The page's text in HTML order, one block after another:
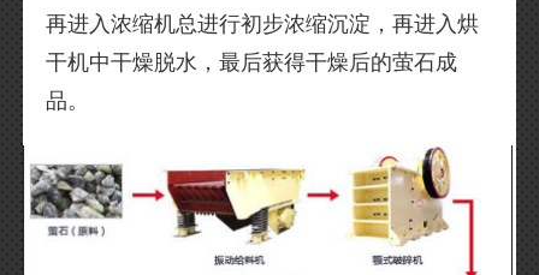
再进入浓缩机总进行初步浓缩沉淀，再进入烘
干机中干燥脱水，最后获得干燥后的萤石成
品。